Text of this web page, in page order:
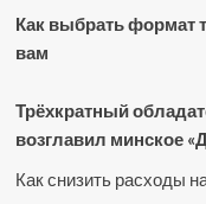
Как выбрать формат
вам
Трёхкратный
возглавил минское
Как снизить расходы